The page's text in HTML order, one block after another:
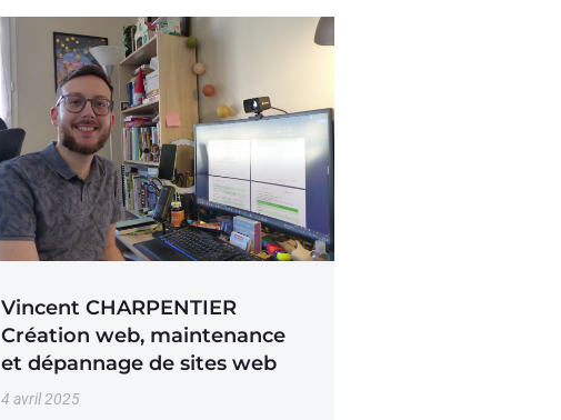
Vincent CHARPENTIER
Création web, maintenance
et dépannage de sites web
4 avril 2025